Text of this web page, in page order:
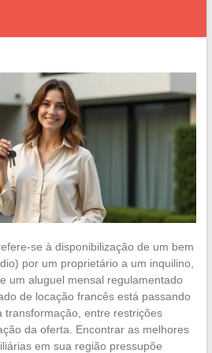
se à disponibilização de um bem
por um proprietário a um inquilino,
um aluguel mensal regulamentado
de locação francês está passando
transformação, entre restrições
da oferta. Encontrar as melhores
em sua região pressupõe